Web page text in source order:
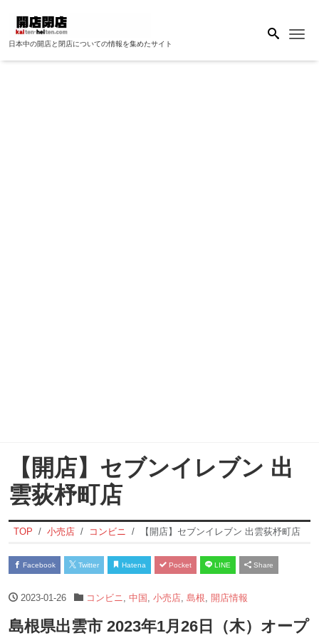
日本中の開店と閉店についての情報を集めたサイト
【開店】セブンイレブン 出
雲荻杼町店
TOP 小売店 コンビニ 【開店】セブンイレブン 出雲荻杼町店
Facebook Twitter Hatena Pocket LINE Share
2023-01-26 コンビニ 中国 小売店, 島根 開店情報
島根県出雲市 2023年1月26日（木）オープ